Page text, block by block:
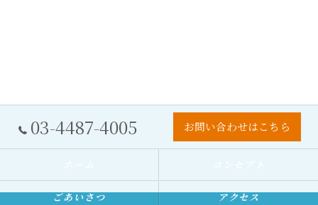
03-4487-4005 お問い合わせはこちら
ごあいさつ アクセス